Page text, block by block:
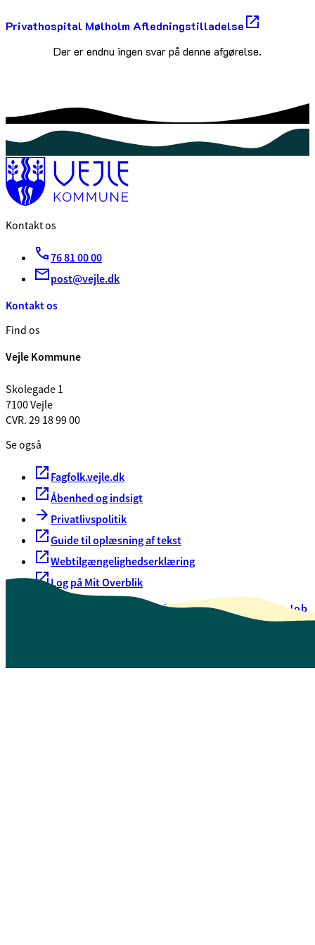
Privathospital Mølholm Afledningstilladelse
Der er endnu ingen svar på denne afgørelse.
Kontakt os
76 81 00 00
post@vejle.dk
Kontakt os
Find os
Vejle Kommune
Skolegade 1
7100 Vejle
CVR. 29 18 99 00
Se også
Fagfolk.vejle.dk
Åbenhed og indsigt
Privatlivspolitik
Guide til oplæsning af tekst
Webtilgængelighedserklæring
Log på Mit Overblik
Oversigt over selvbetjeningJob